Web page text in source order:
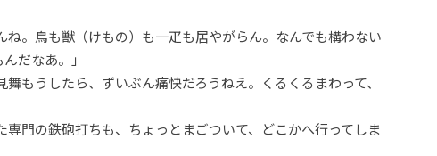
上
矢
ね。鳥も獣（けもの）も一疋も居やがらん。なんでも構わない
だなあ。」
もうしたら、ずいぶん痛快だろうねえ。くるくるまわって、
門の鉄砲打ちも、ちょっとまごついて、どこかへ行ってしま